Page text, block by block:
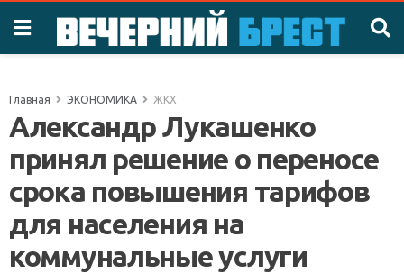
Главная ЭКОНОМИКА ЖКХ
Александр Лукашенко
принял решение о переносе
срока повышения тарифов
для населения на
коммунальные услуги